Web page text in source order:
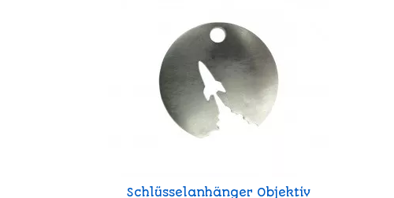
In den Warenkorb
Schlüsselanhänger Objektiv